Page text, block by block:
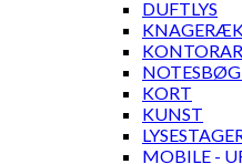
DUFTLYS
KORT
KUNST
MOBILE -